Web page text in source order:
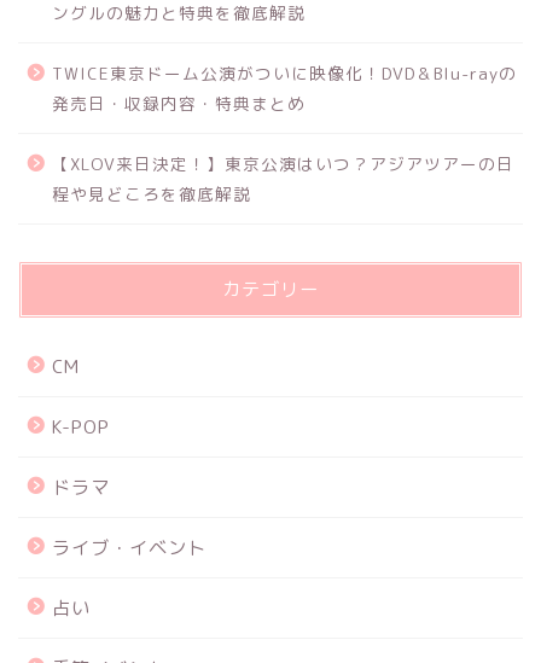
ングルの魅力と特典を徹底解説
TWICE東京ドーム公演がついに映像化！DVD＆Blu-rayの
発売日・収録内容・特典まとめ
【XLOV来日決定！】東京公演はいつ？アジアツアーの日
程や見どころを徹底解説
カテゴリー
CM
K-POP
ドラマ
ライブ・イベント
占い